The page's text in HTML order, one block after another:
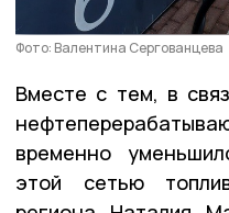
Фото: Валентина Сергованцева
Вместе с тем, в
временно
этой сетью